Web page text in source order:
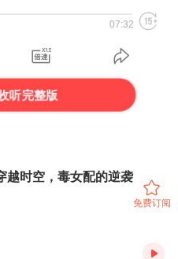
07:32
听完整版
越时空，毒女配的逆袭
免费订阅